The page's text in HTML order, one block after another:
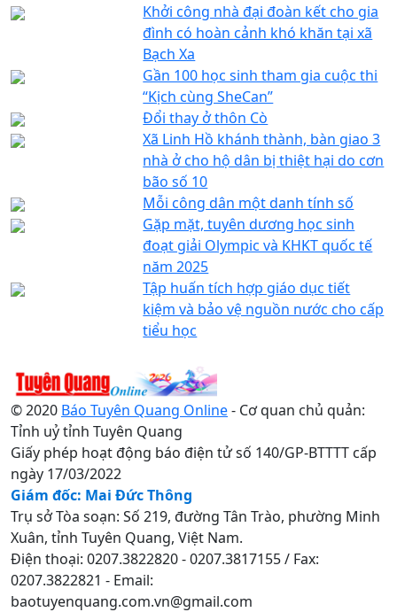
Khởi công nhà đại đoàn kết cho gia
đình có hoàn cảnh khó khăn tại xã
Bạch Xa
Gần 100 học sinh tham gia cuộc thi
“Kịch cùng SheCan”
Đổi thay ở thôn Cò
Xã Linh Hồ khánh thành, bàn giao 3
nhà ở cho hộ dân bị thiệt hại do cơn
bão số 10
Mỗi công dân một danh tính số
Gặp mặt, tuyên dương học sinh
đoạt giải Olympic và KHKT quốc tế
năm 2025
Tập huấn tích hợp giáo dục tiết
kiệm và bảo vệ nguồn nước cho cấp
tiểu học
© 2020 Báo Tuyên Quang Online- Cơ quan chủ quản:
Tỉnh uỷ tỉnh Tuyên Quang
Giấy phép hoạt động báo điện tử số 140/GP-BTTTT cấp
ngày 17/03/2022
Giám đốc: Mai Đức Thông
Trụ sở Tòa soạn: Số 219, đường Tân Trào, phường Minh
Xuân, tỉnh Tuyên Quang, Việt Nam.
Điện thoại: 0207.3822820 - 0207.3817155 / Fax:
0207.3822821 - Email:
baotuyenquang.com.vn@gmail.com